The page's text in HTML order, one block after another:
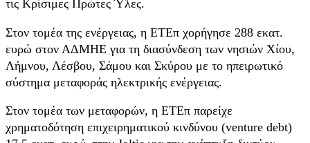
τις Κρίσιμες Πρώτες Ύλες.
Στον τομέα της ενέργειας, η ΕΤΕπ χορήγησε 288 εκατ.
ευρώ στον ΑΔΜΗΕ για τη διασύνδεση των νησιών Χίου,
Λήμνου, Λέσβου, Σάμου και Σκύρου με το ηπειρωτικό
σύστημα μεταφοράς ηλεκτρικής ενέργειας.
Στον τομέα των μεταφορών, η ΕΤΕπ παρείχε
χρηματοδότηση επιχειρηματικού κινδύνου (venture debt)